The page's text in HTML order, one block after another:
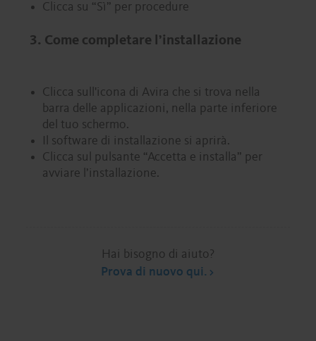
Clicca su “Sì” per procedure
3. Come completare l’installazione
Clicca sull'icona di Avira che si trova nella
barra delle applicazioni, nella parte inferiore
del tuo schermo.
Il software di installazione si aprirà.
Clicca sul pulsante “Accetta e installa” per
avviare l’installazione.
Hai bisogno di aiuto?
Prova di nuovo qui.